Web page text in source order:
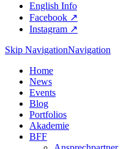
English Info
Facebook ↗︎
Instagram ↗︎
Skip NavigationNavigation
Home
News
Events
Blog
Portfolios
Akademie
BFF